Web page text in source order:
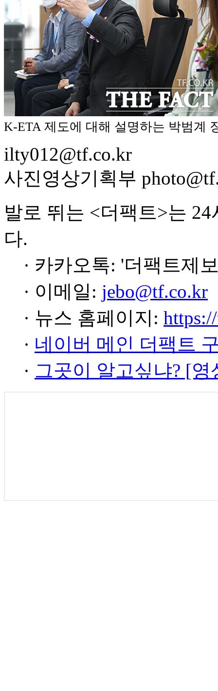
K-ETA 제도에 대해 설명하는 박범계
ilty012@tf.co.kr
사진영상기획부
발로 뛰는 <더팩트>는
다.
· 카카오톡: '더팩트제
· 이메일: jebo@tf.co.kr
· 뉴스 홈페이지:
· 네이버 메인 더팩트
· 그곳이 알고싶냐? [